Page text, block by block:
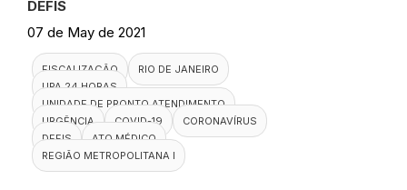
DEFIS
07 de May de 2021
FISCALIZAÇÃO
RIO DE JANEIRO
UPA 24 HORAS
UNIDADE DE PRONTO ATENDIMENTO
URGÊNCIA
COVID-19
CORONAVÍRUS
DEFIS
ATO MÉDICO
REGIÃO METROPOLITANA I